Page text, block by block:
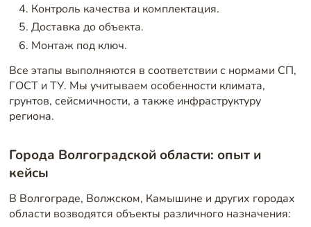
Контроль качества и комплектация.
Доставка до объекта.
Монтаж под ключ.
Все этапы выполняются в соответствии с нормами СП,
ГОСТ и ТУ. Мы учитываем особенности климата,
грунтов, сейсмичности, а также инфраструктуру
региона.
Города Волгоградской области: опыт и
кейсы
В Волгограде, Волжском, Камышине и других городах
области возводятся объекты различного назначения: